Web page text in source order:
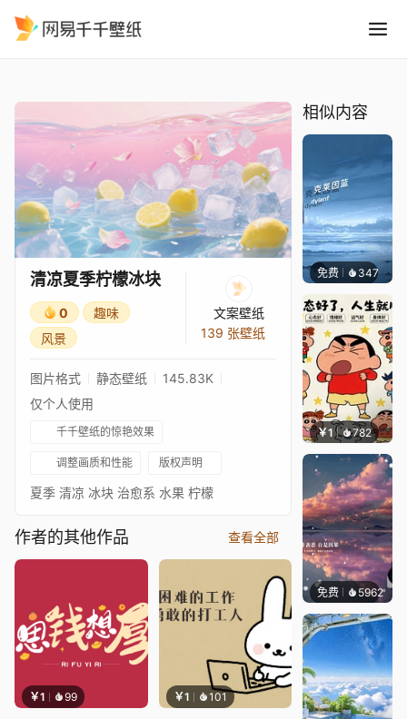
清凉夏季柠檬冰块
0
趣味
风景
文案壁纸
139 张壁纸
图片格式 静态壁纸
145.83K
仅个人使用
千千壁纸的惊艳效果
调整画质和性能 版权声明
夏季 清凉 冰块 治愈系 水果 柠檬
作者的其他作品 查看全部
￥1 99 ￥1 101
相似内容
免费 347冰茶Ln
￥1 782渔小小
免费 5962冰茶